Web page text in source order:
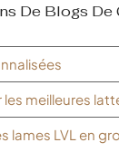
De Blogs De
meilleures
lames LVL en